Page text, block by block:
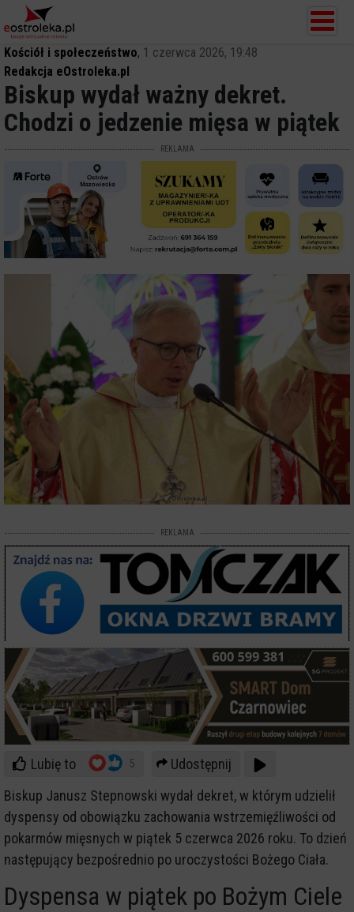
Kościół i społeczeństwo, 1 czerwca 2026, 19:48
Redakcja eOstroleka.pl
Biskup wydał ważny dekret.
Chodzi o jedzenie mięsa w piątek
REKLAMA
REKLAMA
Lubię to 5
Udostępnij
Biskup Janusz Stepnowski wydał dekret, w którym udzielił
dyspensy od obowiązku zachowania wstrzemięźliwości od
pokarmów mięsnych w piątek 5 czerwca 2026 roku. To dzień
następujący bezpośrednio po uroczystości Bożego Ciała.
Dyspensa w piątek po Bożym Ciele